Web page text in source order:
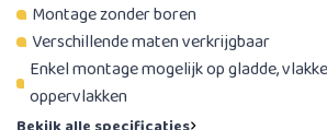
Montage zonder boren
Verschillende maten verkrijgbaar
Enkel montage mogelijk op gladde,
oppervlakken